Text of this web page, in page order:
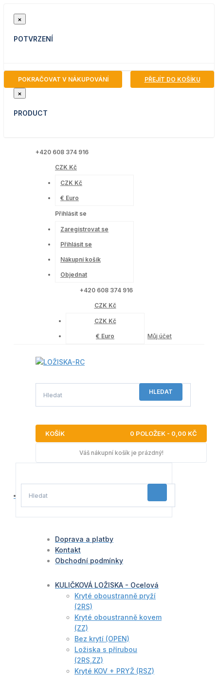
×
POTVRZENÍ
POKRAČOVAT V NÁKUPOVÁNÍ PŘEJÍT DO KOŠÍKU
×
PRODUCT
+420 608 374 916
CZK Kč
CZK Kč
€ Euro
Přihlásit se
Zaregistrovat se
Přihlásit se
Nákupní košík
Objednat
+420 608 374 916
CZK Kč
CZK Kč
€ Euro Můj účet
HLEDAT
KOŠÍK 0 POLOŽEK - 0,00 KČ
Váš nákupní košík je prázdný!
Doprava a platby
Kontakt
Obchodní podmínky
KULIČKOVÁ LOŽISKA - Ocelová
Kryté oboustranně pryží
(2RS)
Kryté oboustranně kovem
(ZZ)
Bez krytí (OPEN)
Ložiska s přírubou
(2RS,ZZ)
Kryté KOV + PRYŽ (RSZ)